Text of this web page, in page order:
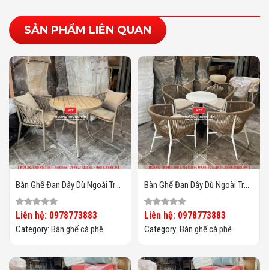
SẢN PHẨM LIÊN QUAN
Bàn Ghế Đan Dây Dù Ngoài Trời
HTT06
Liên hệ: 0978773883
Category: Bàn ghế cà phê
Bàn Ghế Đan Dây Dù Ngoài Trời
HTT05
Liên hệ: 0978773883
Category: Bàn ghế cà phê